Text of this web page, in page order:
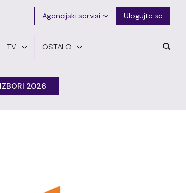
Agencijski servisi Ulogujte se
TV OSTALO
IZBORI 2026